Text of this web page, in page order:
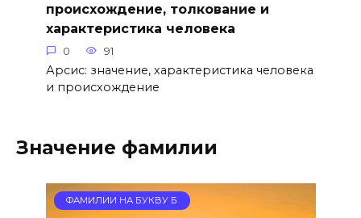
происхождение, толкование и
характеристика человека
0 91
Арсис: значение, характеристика человека
и происхождение
Значение фамилии
ФАМИЛИИ НА БУКВУ Б